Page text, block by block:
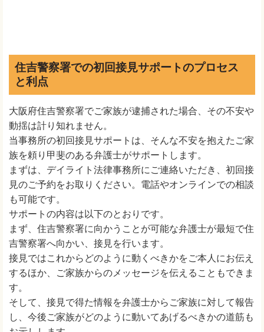
住吉警察署での初回接見サポートのプロセス
と利点
大阪府住吉警察署でご家族が逮捕された場合、その不安や
動揺は計り知れません。
当事務所の初回接見サポートは、そんな不安を抱えたご家
族を頼り甲斐のある弁護士がサポートします。
まずは、デイライト法律事務所にご連絡いただき、初回接
見のご予約をお取りください。電話やオンラインでの相談
も可能です。
サポートの内容は以下のとおりです。
まず、住吉警察署に向かうことが可能な弁護士が最短で住
吉警察署へ向かい、接見を行います。
接見ではこれからどのように動くべきかをご本人にお伝え
するほか、ご家族からのメッセージを伝えることもできま
す。
そして、接見で得た情報を弁護士からご家族に対して報告
し、今後ご家族がどのように動いてあげるべきかの道筋も